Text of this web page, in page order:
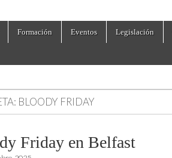
Formación Eventos Legislación
BLOODY FRIDAY
Friday en Belfast